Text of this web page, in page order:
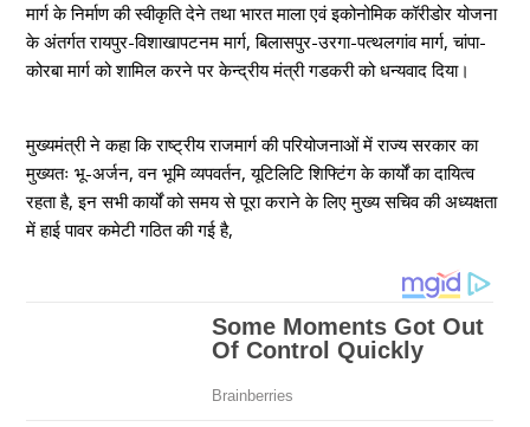
मार्ग के निर्माण की स्वीकृति देने तथा भारत माला एवं इकोनोमिक कॉरीडोर योजना
के अंतर्गत रायपुर-विशाखापटनम मार्ग, बिलासपुर-उरगा-पत्थलगांव मार्ग, चांपा-
कोरबा मार्ग को शामिल करने पर केन्द्रीय मंत्री गडकरी को धन्यवाद दिया।
मुख्यमंत्री ने कहा कि राष्ट्रीय राजमार्ग की परियोजनाओं में राज्य सरकार का
मुख्यतः भू-अर्जन, वन भूमि व्यपवर्तन, यूटिलिटि शिफ्टिंग के कार्यों का दायित्व
रहता है, इन सभी कार्यों को समय से पूरा कराने के लिए मुख्य सचिव की अध्यक्षता
में हाई पावर कमेटी गठित की गई है,